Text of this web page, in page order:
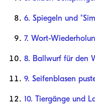
6. Spiegeln und
7. Wort-
8. Ballwurf für den
9. Seifenblasen
10. Tiergänge und